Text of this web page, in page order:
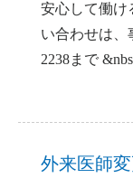
安心して働
い合わせは、
2238まで
外来医師